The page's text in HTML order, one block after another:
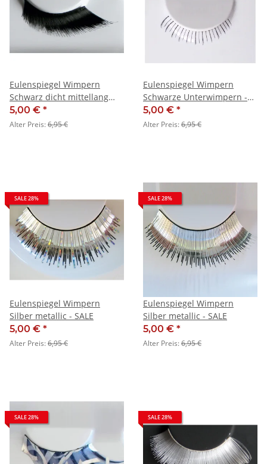
Eulenspiegel Wimpern
Schwarz dicht mittellang
schräg - SALE
5,00 € *
Alter Preis:6,95 €
Eulenspiegel Wimpern
Schwarze Unterwimpern -
SALE
5,00 € *
Alter Preis:6,95 €
SALE 28%
Eulenspiegel Wimpern
Silber metallic - SALE
5,00 € *
Alter Preis:6,95 €
SALE 28%
Eulenspiegel Wimpern
Silber metallic - SALE
5,00 € *
Alter Preis:6,95 €
SALE 28% SALE 28%